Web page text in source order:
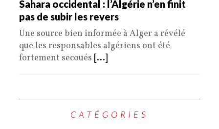
Sahara occidental : l’Algérie n’en finit
pas de subir les revers
Une source bien informée à Alger a révélé
que les responsables algériens ont été
fortement secoués [...]
CATÉGORIES